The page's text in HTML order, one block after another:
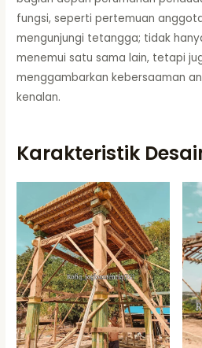
fungsi, seperti pertemuan
mengunjungi tetangga; tidak
menemui satu sama lain, tetapi
menggambarkan kebersaaman
kenalan.
Karakteristik